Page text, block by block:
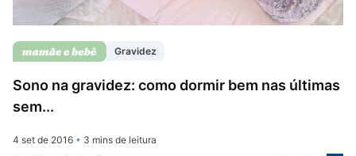
Gravidez
Sono na gravidez: como dormir bem nas últimas
sem...
4 set de 2016 • 3 mins de leitura